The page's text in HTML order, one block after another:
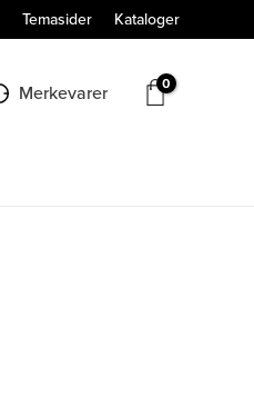
Temasider Kataloger
Merkevarer